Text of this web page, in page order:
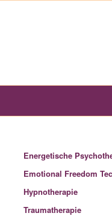
Energetische
Emotional Freedom
Hypnotherapie
Traumatherapie